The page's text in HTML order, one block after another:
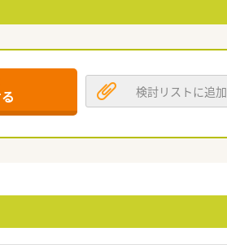
検討リストに追加